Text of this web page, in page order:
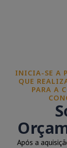
INICIA-SE A
QUE
PARA A
Após a